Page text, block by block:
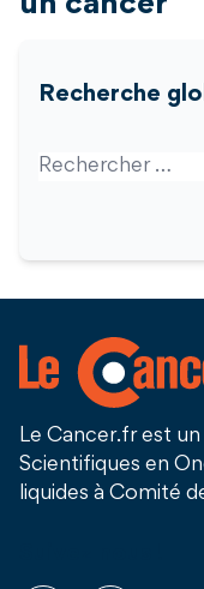
un cancer
Recherche
Search for:
Le Cancer.fr est
Scientifiques en
liquides à Comité